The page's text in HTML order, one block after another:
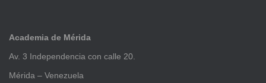
Academia de Mérida
Av. 3 Independencia con calle 20.
Mérida – Venezuela